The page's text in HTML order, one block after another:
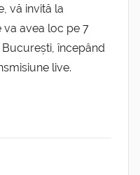
vă invită la
va avea loc pe 7
începând
live.